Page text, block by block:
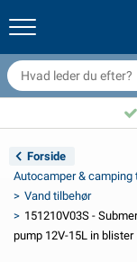
& tilbehør
udstyr til trailer
Belysning
Belysning
indvendig
&
& 24V tilbehør
&
& bobil
til gas
og beslag
og sjækler
Brandslukker &
produkter
Nederlands
Deutsch
English
Français
Forside
Autocamper & camping
Vand tilbehør
151210V03S -
pump 12V-15L in blister